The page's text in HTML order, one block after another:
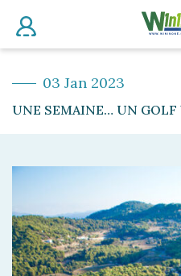
03 Jan 2023
UNE SEMAINE… UN